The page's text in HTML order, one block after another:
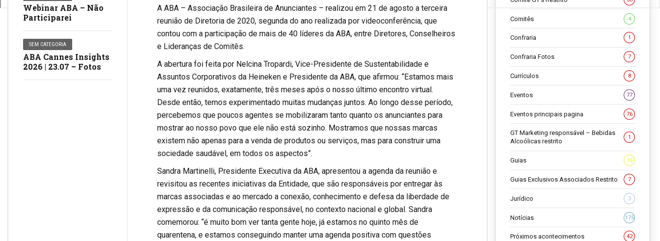
Webinar ABA – Não
Participarei
SEM CATEGORIA
ABA Cannes Insights
2026 | 23.07 – Fotos
A ABA – Associação Brasileira de Anunciantes – realizou em 21 de agosto a terceira
reunião de Diretoria de 2020, segunda do ano realizada por videoconferência, que
contou com a participação de mais de 40 líderes da ABA, entre Diretores, Conselheiros
e Lideranças de Comitês.
A abertura foi feita por Nelcina Tropardi, Vice-Presidente de Sustentabilidade e
Assuntos Corporativos da Heineken e Presidente da ABA, que afirmou: “Estamos mais
uma vez reunidos, exatamente, três meses após o nosso último encontro virtual.
Desde então, temos experimentado muitas mudanças juntos. Ao longo desse período,
percebemos que poucos agentes se mobilizaram tanto quanto os anunciantes para
mostrar ao nosso povo que ele não está sozinho. Mostramos que nossas marcas
existem não apenas para a venda de produtos ou serviços, mas para construir uma
sociedade saudável, em todos os aspectos”.
Sandra Martinelli, Presidente Executiva da ABA, apresentou a agenda da reunião e
revisitou as recentes iniciativas da Entidade, que são responsáveis por entregar às
marcas associadas e ao mercado a conexão, conhecimento e defesa da liberdade de
expressão e da comunicação responsável, no contexto nacional e global. Sandra
comemorou: “é muito bom ver tanta gente hoje, já estamos no quinto mês de
quarentena, e estamos conseguindo manter uma agenda positiva com questões
Comitês 4
Confraria 1
Confraria Fotos 7
Currículos 8
Eventos 77
Eventos principais pagina 76
GT Marketing responsável – Bebidas
Alcoólicas restrito
1
Guias 16
Guias Exclusivos Associados Restrito 7
Jurídico 3
Notícias 175
Próximos acontecimentos 42